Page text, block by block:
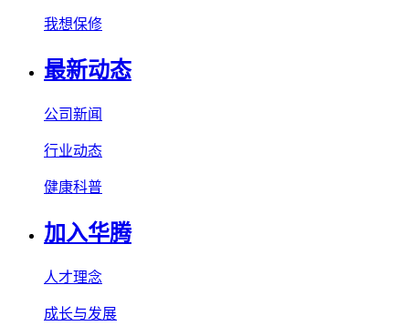
我想保修
最新动态
公司新闻
行业动态
健康科普
加入华腾
人才理念
成长与发展